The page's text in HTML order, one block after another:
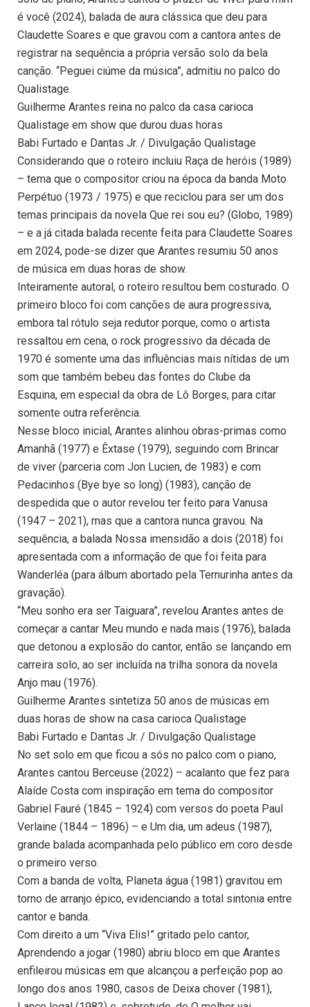
é você (2024), balada de aura clássica que deu para
Claudette Soares e que gravou com a cantora antes de
registrar na sequência a própria versão solo da bela
canção. “Peguei ciúme da música”, admitiu no palco do
Qualistage.
Guilherme Arantes reina no palco da casa carioca
Qualistage em show que durou duas horas
Babi Furtado e Dantas Jr. / Divulgação Qualistage
Considerando que o roteiro incluiu Raça de heróis (1989)
– tema que o compositor criou na época da banda Moto
Perpétuo (1973 / 1975) e que reciclou para ser um dos
temas principais da novela Que rei sou eu? (Globo, 1989)
– e a já citada balada recente feita para Claudette Soares
em 2024, pode-se dizer que Arantes resumiu 50 anos
de música em duas horas de show.
Inteiramente autoral, o roteiro resultou bem costurado. O
primeiro bloco foi com canções de aura progressiva,
embora tal rótulo seja redutor porque, como o artista
ressaltou em cena, o rock progressivo da década de
1970 é somente uma das influências mais nítidas de um
som que também bebeu das fontes do Clube da
Esquina, em especial da obra de Lô Borges, para citar
somente outra referência.
Nesse bloco inicial, Arantes alinhou obras-primas como
Amanhã (1977) e Êxtase (1979), seguindo com Brincar
de viver (parceria com Jon Lucien, de 1983) e com
Pedacinhos (Bye bye so long) (1983), canção de
despedida que o autor revelou ter feito para Vanusa
(1947 – 2021), mas que a cantora nunca gravou. Na
sequência, a balada Nossa imensidão a dois (2018) foi
apresentada com a informação de que foi feita para
Wanderléa (para álbum abortado pela Ternurinha antes da
gravação).
“Meu sonho era ser Taiguara”, revelou Arantes antes de
começar a cantar Meu mundo e nada mais (1976), balada
que detonou a explosão do cantor, então se lançando em
carreira solo, ao ser incluída na trilha sonora da novela
Anjo mau (1976).
Guilherme Arantes sintetiza 50 anos de músicas em
duas horas de show na casa carioca Qualistage
Babi Furtado e Dantas Jr. / Divulgação Qualistage
No set solo em que ficou a sós no palco com o piano,
Arantes cantou Berceuse (2022) – acalanto que fez para
Alaíde Costa com inspiração em tema do compositor
Gabriel Fauré (1845 – 1924) com versos do poeta Paul
Verlaine (1844 – 1896) – e Um dia, um adeus (1987),
grande balada acompanhada pelo público em coro desde
o primeiro verso.
Com a banda de volta, Planeta água (1981) gravitou em
torno de arranjo épico, evidenciando a total sintonia entre
cantor e banda.
Com direito a um “Viva Elis!” gritado pelo cantor,
Aprendendo a jogar (1980) abriu bloco em que Arantes
enfileirou músicas em que alcançou a perfeição pop ao
longo dos anos 1980, casos de Deixa chover (1981),